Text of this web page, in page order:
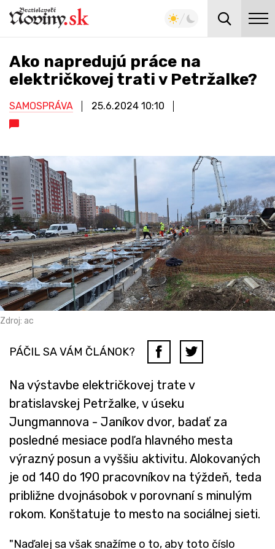
Ako napredujú práce na
električkovej trati v Petržalke?
SAMOSPRÁVA 25.6.2024 10:10
Zdroj: ac
PÁČIL SA VÁM ČLÁNOK?
Na výstavbe električkovej trate v
bratislavskej Petržalke, v úseku
Jungmannova - Janíkov dvor, badať za
posledné mesiace podľa hlavného mesta
výrazný posun a vyššiu aktivitu. Alokovaných
je od 140 do 190 pracovníkov na týždeň, teda
približne dvojnásobok v porovnaní s minulým
rokom. Konštatuje to mesto na sociálnej sieti.
"Naďalej sa však snažíme o to, aby toto číslo